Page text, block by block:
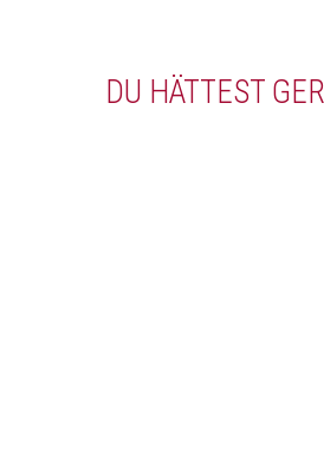
DU HÄTTEST